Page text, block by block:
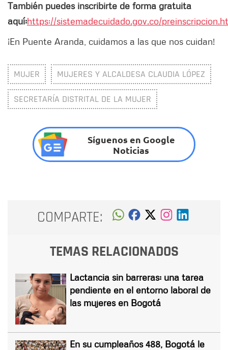
También puedes inscribirte de forma gratuita
aquí:https://sistemadecuidado.gov.co/
¡En Puente Aranda, cuidamos a las que nos cuidan!
MUJER MUJERES Y ALCALDESA CLAUDIA LÓPEZ
SECRETARÍA DISTRITAL DE LA MUJER
Síguenos en Google
Noticias
COMPARTE:
TEMAS RELACIONADOS
Lactancia sin barreras: una tarea
pendiente en el entorno laboral de
las mujeres en Bogotá
En su cumpleaños 488, Bogotá le